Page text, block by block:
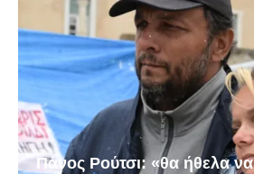
Πάνος Ρούτσι: «θα ήθελα